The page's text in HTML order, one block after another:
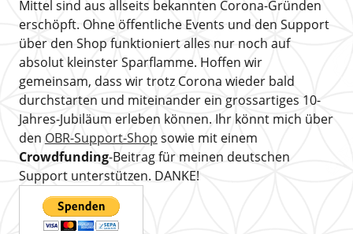
Mittel sind aus allseits bekannten Corona-Gründen
erschöpft. Ohne öffentliche Events und den Support
über den Shop funktioniert alles nur noch auf
absolut kleinster Sparflamme. Hoffen wir
gemeinsam, dass wir trotz Corona wieder bald
durchstarten und miteinander ein grossartiges 10-
Jahres-Jubiläum erleben können. Ihr könnt mich über
den OBR-Support-Shop sowie mit einem
Crowdfunding-Beitrag für meinen deutschen
Support unterstützen. DANKE!